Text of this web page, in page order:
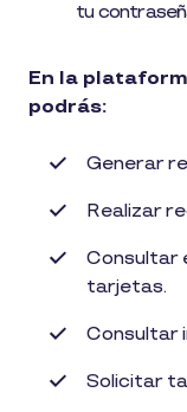
tu
En la
podrás:
Generar
Realizar
Consultar
tarjetas.
Consultar
Solicitar